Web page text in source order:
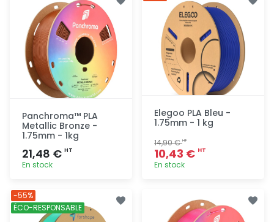
rapide
rapide
Panchroma™ PLA
Metallic Bronze -
1.75mm - 1kg
21,48 € HT
En stock
rapide
Elegoo PLA Bleu -
1.75mm - 1 kg
14,90 €HT
10,43 € HT
En stock
rapide
-55%
ÉCO-RESPONSABLE